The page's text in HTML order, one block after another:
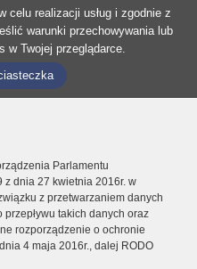
celu realizacji usług i zgodnie z
warunki przechowywania lub
w Twojej przeglądarce.
Parlamentu
z dnia 27 kwietnia 2016r. w
z przetwarzaniem danych
takich danych oraz
rozporządzenie o ochronie
4 maja 2016r., dalej RODO